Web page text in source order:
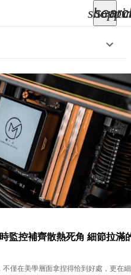
監控補齊散熱死角 細節拉滿
不僅在美學層面拿捏得恰到好處，更在